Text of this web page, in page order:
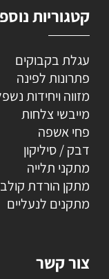
קטגוריות
עגלת בקבוקים
פתרונות לפינה
מזווה ויחידות
מייבשי צלחות
פחי אשפה
דבק / סיליקון
מתקני תלייה
מתקן הורדת
מתקנים לנעליים
צור קשר